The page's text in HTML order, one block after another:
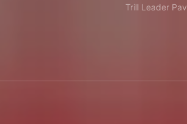
Trill Leader Pav